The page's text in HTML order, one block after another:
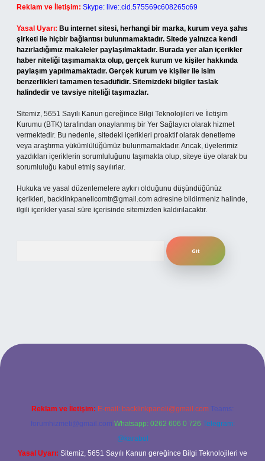
Reklam ve İletişim: Skype: live:.cid.575569c608265c69
Yasal Uyarı: Bu internet sitesi, herhangi bir marka, kurum veya şahıs
şirketi ile hiçbir bağlantısı bulunmamaktadır. Sitede yalnızca kendi
hazırladığımız makaleler paylaşılmaktadır. Burada yer alan içerikler
haber niteliği taşımamakta olup, gerçek kurum ve kişiler hakkında
paylaşım yapılmamaktadır. Gerçek kurum ve kişiler ile isim
benzerlikleri tamamen tesadüfidir. Sitemizdeki bilgiler taslak
halindedir ve tavsiye niteliği taşımazlar.
Sitemiz, 5651 Sayılı Kanun gereğince Bilgi Teknolojileri ve İletişim
Kurumu (BTK) tarafından onaylanmış bir Yer Sağlayıcı olarak hizmet
vermektedir. Bu nedenle, sitedeki içerikleri proaktif olarak denetleme
veya araştırma yükümlülüğümüz bulunmamaktadır. Ancak, üyelerimiz
yazdıkları içeriklerin sorumluluğunu taşımakta olup, siteye üye olarak bu
sorumluluğu kabul etmiş sayılırlar.
Hukuka ve yasal düzenlemelere aykırı olduğunu düşündüğünüz
içerikleri, backlinkpanelicomtr@gmail.com adresine bildirmeniz halinde,
ilgili içerikler yasal süre içerisinde sitemizden kaldırılacaktır.
betexper
Reklam ve İletişim: E-mail: backlinkpaneli@gmail.com Teams:
forumhizmeti@gmail.com Whatsapp: 0262 606 0 726 Telegram:
@karabul
Yasal Uyarı: Sitemiz, 5651 Sayılı Kanun gereğince Bilgi Teknolojileri ve